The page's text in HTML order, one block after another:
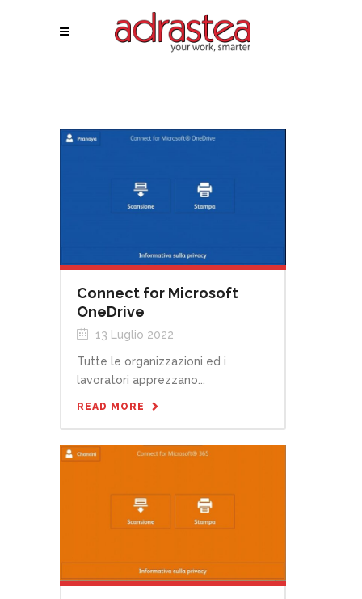
Connect for Microsoft
OneDrive
13 Luglio 2022
Tutte le organizzazioni ed i
lavoratori apprezzano...
READ MORE